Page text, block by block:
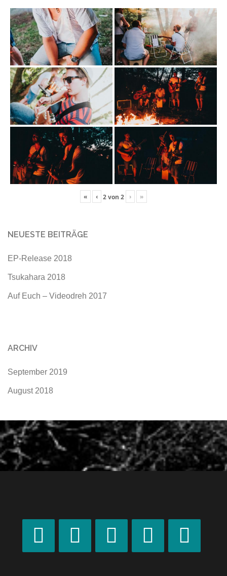
« ‹ 2von 2 › »
NEUESTE BEITRÄGE
EP-Release 2018
Tsukahara 2018
Auf Euch – Videodreh 2017
ARCHIV
September 2019
August 2018